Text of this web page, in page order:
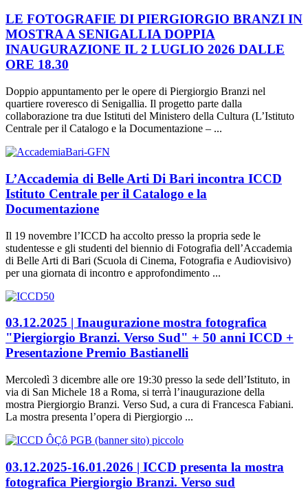
LE FOTOGRAFIE DI PIERGIORGIO BRANZI IN
MOSTRA A SENIGALLIA DOPPIA
INAUGURAZIONE IL 2 LUGLIO 2026 DALLE
ORE 18.30
Doppio appuntamento per le opere di Piergiorgio Branzi nel
quartiere roveresco di Senigallia. Il progetto parte dalla
collaborazione tra due Istituti del Ministero della Cultura (L’Istituto
Centrale per il Catalogo e la Documentazione – ...
L’Accademia di Belle Arti Di Bari incontra ICCD
Istituto Centrale per il Catalogo e la
Documentazione
Il 19 novembre l’ICCD ha accolto presso la propria sede le
studentesse e gli studenti del biennio di Fotografia dell’Accademia
di Belle Arti di Bari (Scuola di Cinema, Fotografia e Audiovisivo)
per una giornata di incontro e approfondimento ...
03.12.2025 | Inaugurazione mostra fotografica
"Piergiorgio Branzi. Verso Sud" + 50 anni ICCD +
Presentazione Premio Bastianelli
Mercoledì 3 dicembre alle ore 19:30 presso la sede dell’Istituto, in
via di San Michele 18 a Roma, si terrà l’inaugurazione della
mostra Piergiorgio Branzi. Verso Sud, a cura di Francesca Fabiani.
La mostra presenta l’opera di Piergiorgio ...
03.12.2025-16.01.2026 | ICCD presenta la mostra
fotografica Piergiorgio Branzi. Verso sud